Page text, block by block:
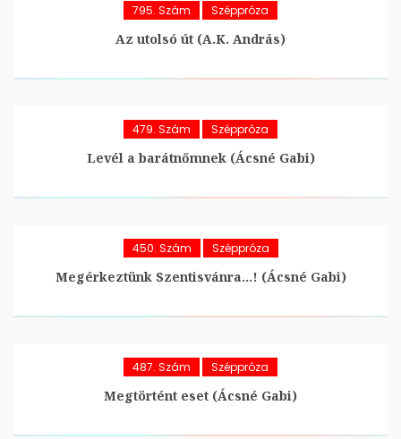
795. Szám Széppróza
Az utolsó út (A.K. András)
479. Szám Széppróza
Levél a barátnőmnek (Ácsné Gabi)
450. Szám Széppróza
Megérkeztünk Szentisvánra…! (Ácsné Gabi)
487. Szám Széppróza
Megtörtént eset (Ácsné Gabi)